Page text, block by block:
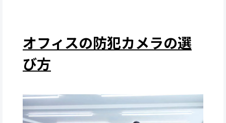
オフィスの防犯カメラの選
び方